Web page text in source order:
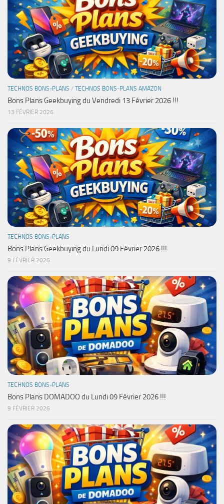
TECHNOS BONS-PLANS / TECHNOS BONS-PLANS AMAZON
Bons Plans Geekbuying du Vendredi 13 Février 2026 !!!
13 FÉVRIER 2026
TECHNOS BONS-PLANS
Bons Plans Geekbuying du Lundi 09 Février 2026 !!!
9 FÉVRIER 2026
TECHNOS BONS-PLANS
Bons Plans DOMADOO du Lundi 09 Février 2026 !!!
9 FÉVRIER 2026